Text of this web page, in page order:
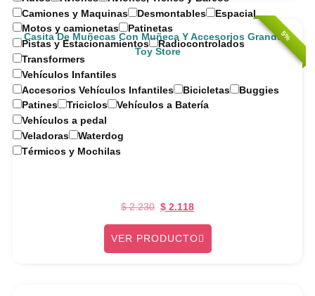
Camiones y Maquinas
Desmontables
Espacial
Motos y camionetas
Patinetas
Pistas y Estacionamientos
Radiocontrolados
Transformers
Vehículos Infantiles
Accesorios Vehículos Infantiles
Bicicletas
Buggies
Patines
Triciclos
Vehículos a Batería
Vehículos a pedal
Veladoras
Waterdog
Térmicos y Mochilas
Casita De Muñecas Con Muñeca Y Accesorios Grande –
Toy Store
5%
$2.230 $ 2.118
VER PRODUCTO